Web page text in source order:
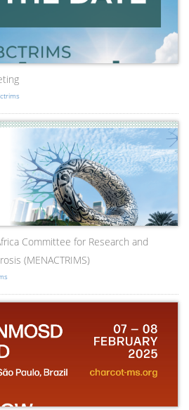
Committee for Research and
(MENACTRIMS)